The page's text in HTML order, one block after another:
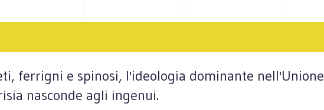
ferrigni e spinosi, l'ideologia dominante nell'Unione
nasconde agli ingenui.